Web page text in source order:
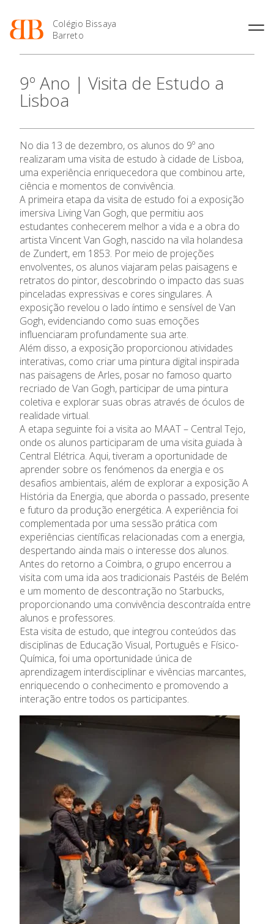
Colégio Bissaya
Barreto
O Colégio
Projeto Educativo
Organização
Colaboradores Não
Docentes
Instalações
Ofertas de emprego
Regulamentos
Jornal “O Coreto”
Privacidade
Oferta Formativa
Enriquecimento Curricular
Oferta Curricular
Sala de Estudo
Atividades de Interrupção
Letiva
Academia de Línguas
Ensino Profissional
Profissionais
Matrículas
Termalismo
Curso de Técnico/a de Apoio
à Família e à Comunidade
Ofertas de Emprego
Ano Letivo
2027
Calendários
de Educação
SIGE
Secretariado de Exames
Admissão
Informações
APEE
9º Ano | Visita de Estudo a
Lisboa
No dia 13 de dezembro, os alunos do 9º ano
realizaram uma visita de estudo à cidade de Lisboa,
uma experiência enriquecedora que combinou arte,
ciência e momentos de convivência.
A primeira etapa da visita de estudo foi a exposição
imersiva Living Van Gogh, que permitiu aos
estudantes conhecerem melhor a vida e a obra do
artista Vincent Van Gogh, nascido na vila holandesa
de Zundert, em 1853. Por meio de projeções
envolventes, os alunos viajaram pelas paisagens e
retratos do pintor, descobrindo o impacto das suas
pinceladas expressivas e cores singulares. A
exposição revelou o lado íntimo e sensível de Van
Gogh, evidenciando como suas emoções
influenciaram profundamente sua arte.
Além disso, a exposição proporcionou atividades
interativas, como criar uma pintura digital inspirada
nas paisagens de Arles, posar no famoso quarto
recriado de Van Gogh, participar de uma pintura
coletiva e explorar suas obras através de óculos de
realidade virtual.
A etapa seguinte foi a visita ao MAAT – Central Tejo,
onde os alunos participaram de uma visita guiada à
Central Elétrica. Aqui, tiveram a oportunidade de
aprender sobre os fenómenos da energia e os
desafios ambientais, além de explorar a exposição A
História da Energia, que aborda o passado, presente
e futuro da produção energética. A experiência foi
complementada por uma sessão prática com
experiências científicas relacionadas com a energia,
despertando ainda mais o interesse dos alunos.
Antes do retorno a Coimbra, o grupo encerrou a
visita com uma ida aos tradicionais Pastéis de Belém
e um momento de descontração no Starbucks,
proporcionando uma convivência descontraída entre
alunos e professores.
Esta visita de estudo, que integrou conteúdos das
disciplinas de Educação Visual, Português e Físico-
Química, foi uma oportunidade única de
aprendizagem interdisciplinar e vivências marcantes,
enriquecendo o conhecimento e promovendo a
interação entre todos os participantes.